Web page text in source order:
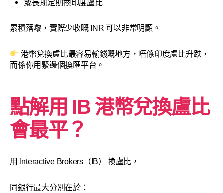
或長期定期換印度盧比
累積落嚟，實際少收嘅 INR 可以非常明顯。
港幣兌換盧比最容易輸錢嘅地方，唔係印度盧比升跌，
而係你用緊邊個換匯平台。
點解用 IB 港幣兌換盧比
會最平？
用 Interactive Brokers（IB） 換盧比，
同銀行最大分別在於：